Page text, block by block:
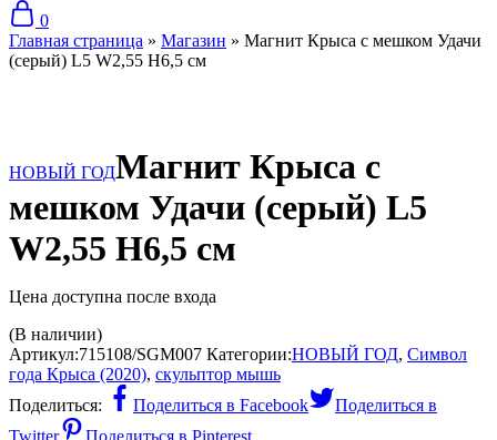
0
Главная страница » Магазин » Магнит Крыса с мешком Удачи
(серый) L5 W2,55 H6,5 см
НОВЫЙ ГОДМагнит Крыса с
мешком Удачи (серый) L5
W2,55 H6,5 см
Цена доступна после входа
(В наличии)
Артикул:715108/SGM007 Категории:НОВЫЙ ГОД, Символ
года Крыса (2020), скульптор мышь
Поделиться:
Поделиться в Facebook
Поделиться в
Twitter
Поделиться в Pinterest